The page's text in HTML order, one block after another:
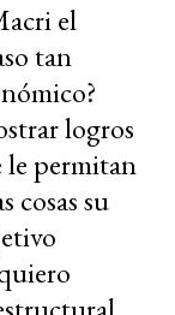
el
tan
logros
le permitan
cosas su